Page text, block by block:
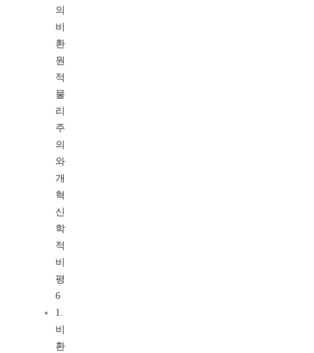
의
비
환
원
적
물
리
주
의
와
개
혁
신
학
적
비
평
6
1.
비
환